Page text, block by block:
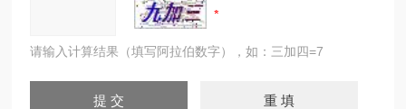
请输入计算结果（填写阿拉伯数字），如：三加四=7